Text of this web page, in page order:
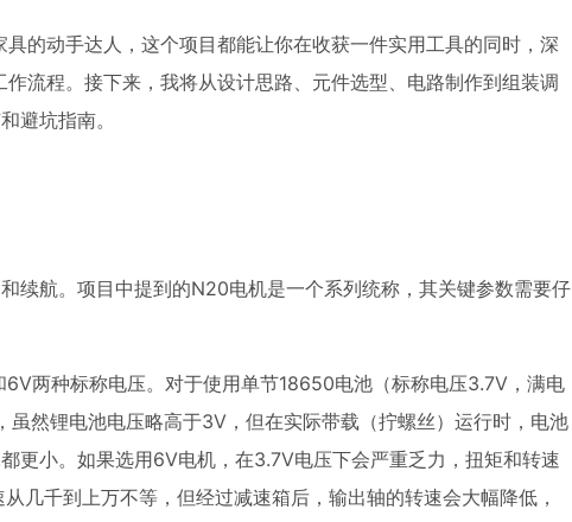
的动手达人，这个项目都能让你在收获一件实用工具的同时，深
流程。接下来，我将从设计思路、元件选型、电路制作到组装调
避坑指南。
续航。项目中提到的N20电机是一个系列统称，其关键参数需要仔
两种标称电压。对于使用单节18650电池（标称电压3.7V，满电
虽然锂电池电压略高于3V，但在实际带载（拧螺丝）运行时，电池
更小。如果选用6V电机，在3.7V电压下会严重乏力，扭矩和转速
几千到上万不等，但经过减速箱后，输出轴的转速会大幅降低，